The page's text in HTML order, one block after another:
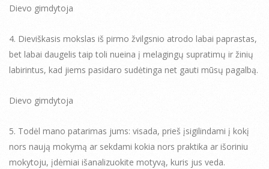
Dievo gimdytoja
4. Dieviškasis mokslas iš pirmo žvilgsnio atrodo labai paprastas,
bet labai daugelis taip toli nueina į melagingų supratimų ir žinių
labirintus, kad jiems pasidaro sudėtinga net gauti mūsų pagalbą.
Dievo gimdytoja
5. Todėl mano patarimas jums: visada, prieš įsigilindami į kokį
nors naują mokymą ar sekdami kokia nors praktika ar išoriniu
mokytoju, įdėmiai išanalizuokite motyvą, kuris jus veda.